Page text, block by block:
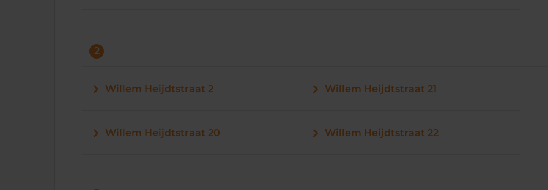
2
Willem Heijdtstraat 2
Willem Heijdtstraat 20
Willem Heijdtstraat 21
Willem Heijdtstraat 22